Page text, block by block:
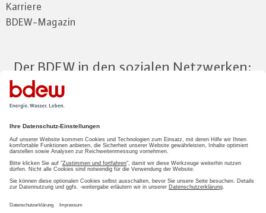
Karriere
BDEW-Magazin
Der BDEW in den sozialen Netzwerken:
Zum Mitgliederbereich
LOGIN